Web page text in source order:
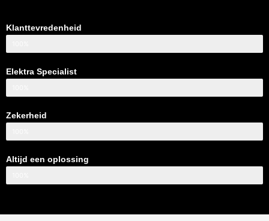
Klanttevredenheid
Elektra Specialist
Zekerheid
Altijd een oplossing